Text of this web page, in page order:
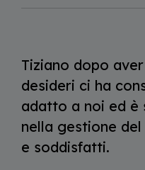
Tiziano dopo
desideri ci ha
adatto a noi ed è
nella gestione
e soddisfatti.